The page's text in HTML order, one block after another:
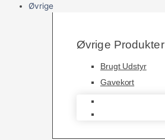
Øvrige
Øvrige Produkter
Brugt Udstyr
Gavekort